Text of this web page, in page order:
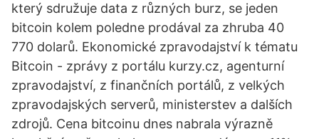
který sdružuje data z různých burz, se jeden
bitcoin kolem poledne prodával za zhruba 40
770 dolarů. Ekonomické zpravodajství k tématu
Bitcoin - zprávy z portálu kurzy.cz, agenturní
zpravodajství, z finančních portálů, z velkých
zpravodajských serverů, ministerstev a dalších
zdrojů. Cena bitcoinu dnes nabrala výrazně